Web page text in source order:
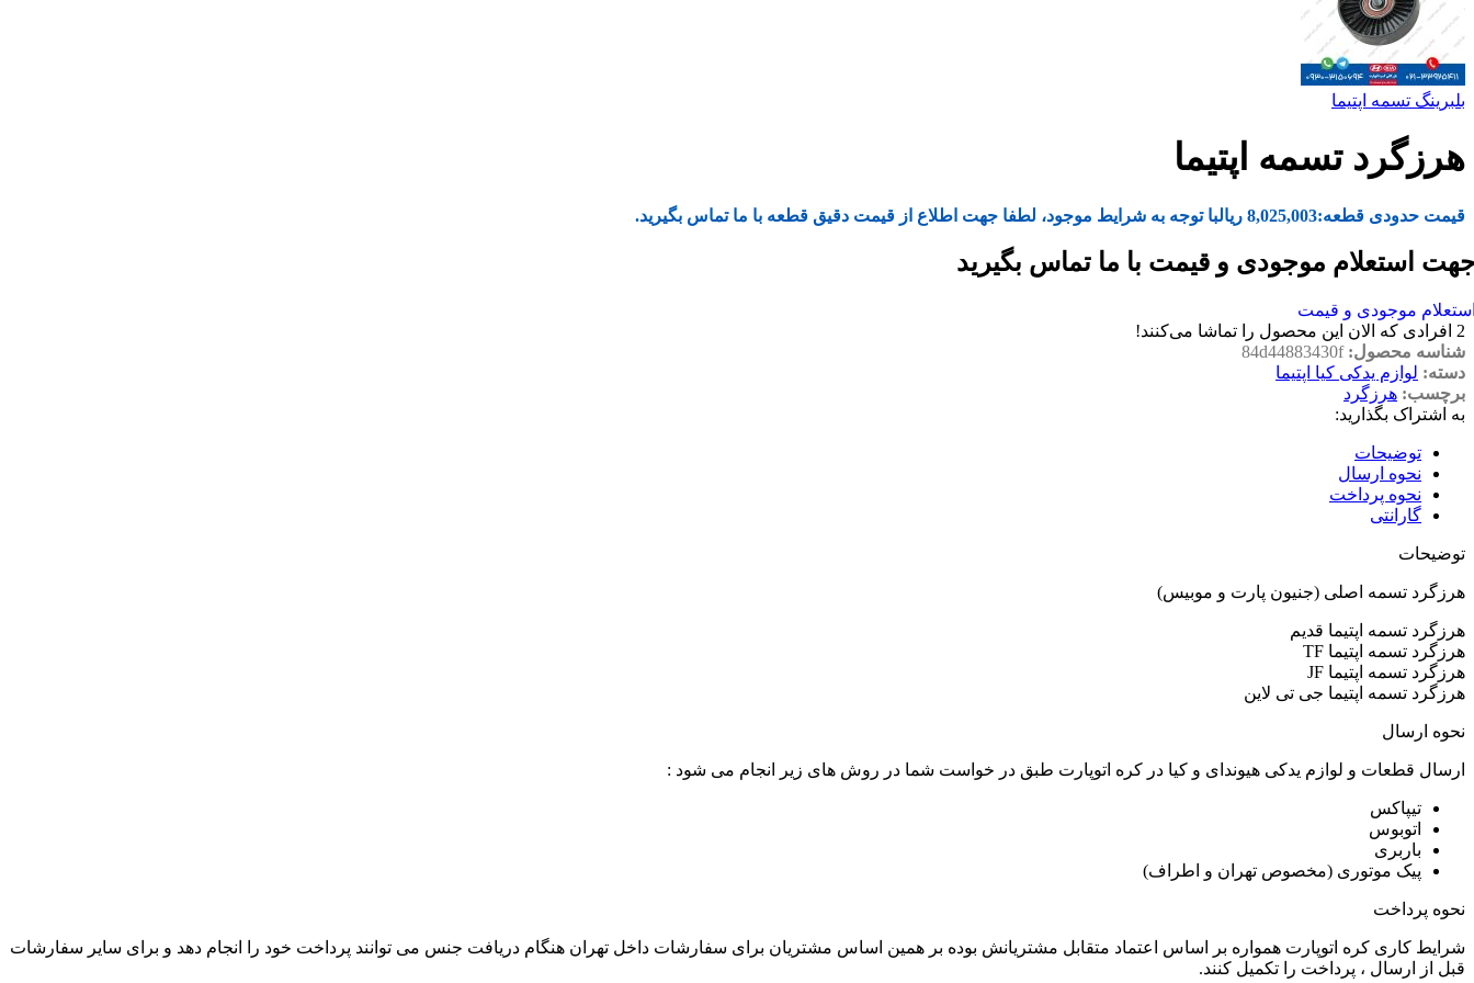
بلبرینگ تسمه اپتیما
هرزگرد تسمه اپتیما
قیمت حدودی قطعه:8,025,003 ریالبا توجه به شرایط موجود، لطفا جهت اطلاع از قیمت دقیق قطعه با ما تماس بگیرید.
استعلام موجودی و قیمت با ما تماس بگیرید
موجودی و قیمت
2 افرادی که الان این محصول را تماشا می‌کنند!
شناسه محصول:84d44883430f
دسته: لوازم یدکی کیا اپتیما
برچسب: هرزگرد
به اشتراک بگذارید:
توضیحات
نحوه ارسال
نحوه پرداخت
گارانتی
توضیحات
هرزگرد تسمه اصلی (جنیون پارت و موبیس)
هرزگرد تسمه اپتیما قدیم
هرزگرد تسمه اپتیما TF
هرزگرد تسمه اپتیما JF
هرزگرد تسمه اپتیما جی تی لاین
نحوه ارسال
ارسال قطعات و لوازم یدکی هیوندای و کیا در کره اتوپارت طبق در خواست شما در روش های زیر انجام می شود :
تیپاکس
اتوبوس
باربری
پیک موتوری (مخصوص تهران و اطراف)
نحوه پرداخت
شرایط کاری کره اتوپارت همواره بر اساس اعتماد متقابل مشتریانش بوده بر همین اساس مشتریان برای سفارشات داخل تهران هنگام دریافت جنس می توانند پرداخت خود را انجام دهد و برای سایر سفارشات
قبل از ارسال ، پرداخت را تکمیل کنند.